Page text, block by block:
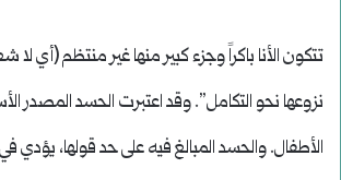
تتكون الأنا باكراً وجزء كبير منها غير منتظم (أي
نزوعها نحو التكامل”. وقد اعتبرت الحسد المصدر
الأطفال. والحسد المبالغ فيه على حد قولها، يؤدي